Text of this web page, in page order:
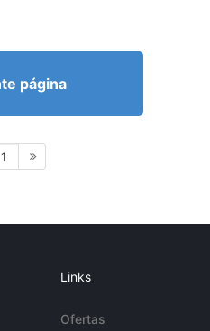
página
1
Links
Ofertas